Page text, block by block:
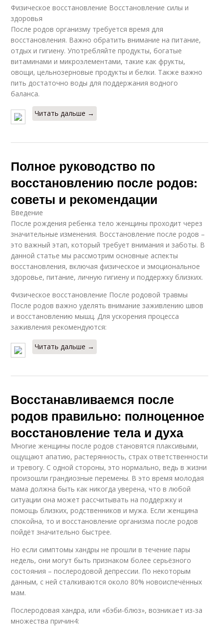
Физическое восстановление Восстановление силы и
здоровья
После родов организму требуется время для
восстановления. Важно обратить внимание на питание,
отдых и гигиену. Употребляйте продукты, богатые
витаминами и микроэлементами, такие как фрукты,
овощи, цельнозерновые продукты и белки. Также важно
пить достаточно воды для поддержания водного
баланса.
Читать дальше →
Полное руководство по
восстановлению после родов:
советы и рекомендации
Введение
После рождения ребенка тело женщины проходит через
значительные изменения. Восстановление после родов –
это важный этап, который требует внимания и заботы. В
данной статье мы рассмотрим основные аспекты
восстановления, включая физическое и эмоциональное
здоровье, питание, личную гигиену и поддержку близких.
Физическое восстановление После родовой травмы
После родов важно уделять внимание заживлению швов
и восстановлению мышц. Для ускорения процесса
заживления рекомендуются:
Читать дальше →
Восстанавливаемся после
родов правильно: полноценное
восстановление тела и духа
Многие женщины после родов становятся плаксивыми,
ощущают апатию, растерянность, страх ответственности
и тревогу. С одной стороны, это нормально, ведь в жизни
произошли грандиозные перемены. В это время молодая
мама должна быть как никогда уверена, что в любой
ситуации она может рассчитывать на поддержку и
помощь близких, родственников и мужа. Если женщина
спокойна, то и восстановление организма после родов
пойдёт значительно быстрее.
Но если симптомы хандры не прошли в течение пары
недель, они могут быть признаком более серьёзного
состояния – послеродовой депрессии. По некоторым
данным, с ней сталкиваются около 80% новоиспечённых
мам.
Послеродовая хандра, или «бэби-блюз», возникает из-за
множества причин4: